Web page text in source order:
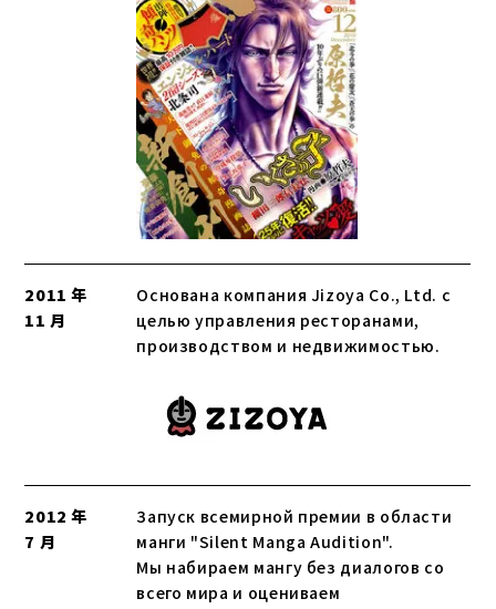
2011 年
11 月
Основана компания Jizoya Co., Ltd. с
целью управления ресторанами,
производством и недвижимостью.
2012 年
7 月
Запуск всемирной премии в области
манги "Silent Manga Audition".
Мы набираем мангу без диалогов со
всего мира и оцениваем